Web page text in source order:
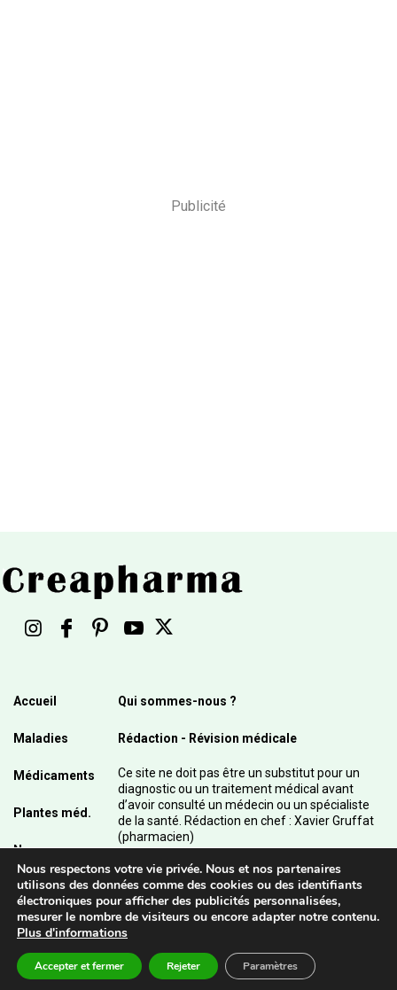
Publicité
Accueil
Maladies
Médicaments
Plantes méd.
News
Qui sommes-nous ?
Rédaction - Révision médicale
Ce site ne doit pas être un substitut pour un
diagnostic ou un traitement médical avant
d’avoir consulté un médecin ou un spécialiste
de la santé. Rédaction en chef : Xavier Gruffat
(pharmacien)
© 2003 - 2026 Pharmanetis Sàrl – Tous droits
réservés / Crédits photos : Adobe Stock et
Pharmanetis Sàrl
Contact Mentions légales - CGU
Nous respectons votre vie privée. Nous et nos partenaires
utilisons des données comme des cookies ou des identifiants
électroniques pour afficher des publicités personnalisées,
mesurer le nombre de visiteurs ou encore adapter notre contenu.
Plus d'informations
Accepter et fermer Rejeter Paramètres